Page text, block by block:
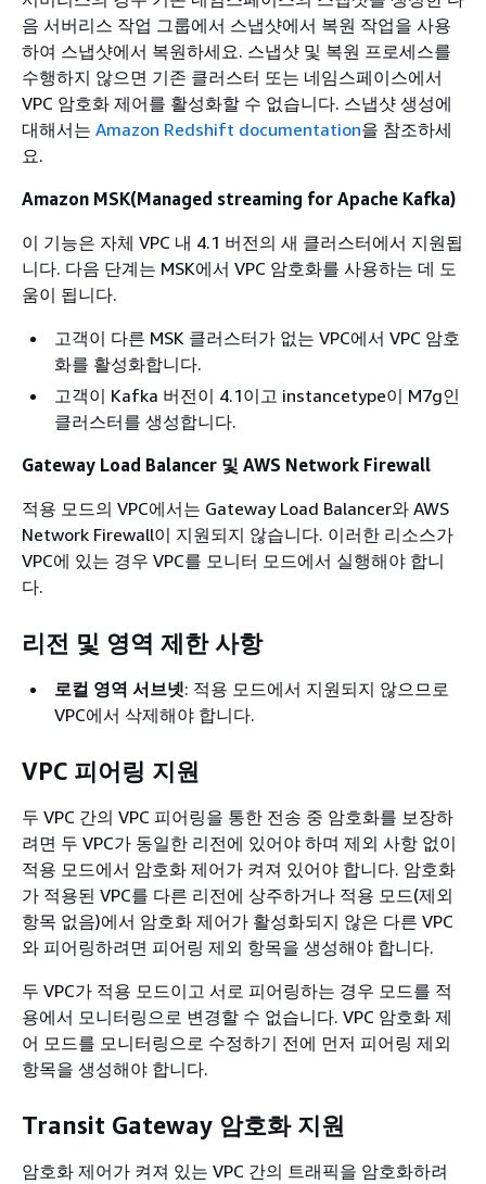
음 서버리스 작업 그룹에서 스냅샷에서 복원 작업을 사용
하여 스냅샷에서 복원하세요. 스냅샷 및 복원 프로세스를
수행하지 않으면 기존 클러스터 또는 네임스페이스에서
VPC 암호화 제어를 활성화할 수 없습니다. 스냅샷 생성에
대해서는 Amazon Redshift documentation을 참조하세
요.
Amazon MSK(Managed streaming for Apache Kafka)
이 기능은 자체 VPC 내 4.1 버전의 새 클러스터에서 지원됩
니다. 다음 단계는 MSK에서 VPC 암호화를 사용하는 데 도
움이 됩니다.
고객이 다른 MSK 클러스터가 없는 VPC에서 VPC 암호
화를 활성화합니다.
고객이 Kafka 버전이 4.1이고 instancetype이 M7g인
클러스터를 생성합니다.
Gateway Load Balancer 및 AWS Network Firewall
적용 모드의 VPC에서는 Gateway Load Balancer와 AWS
Network Firewall이 지원되지 않습니다. 이러한 리소스가
VPC에 있는 경우 VPC를 모니터 모드에서 실행해야 합니
다.
리전 및 영역 제한 사항
로컬 영역 서브넷: 적용 모드에서 지원되지 않으므로
VPC에서 삭제해야 합니다.
VPC 피어링 지원
두 VPC 간의 VPC 피어링을 통한 전송 중 암호화를 보장하
려면 두 VPC가 동일한 리전에 있어야 하며 제외 사항 없이
적용 모드에서 암호화 제어가 켜져 있어야 합니다. 암호화
가 적용된 VPC를 다른 리전에 상주하거나 적용 모드(제외
항목 없음)에서 암호화 제어가 활성화되지 않은 다른 VPC
와 피어링하려면 피어링 제외 항목을 생성해야 합니다.
두 VPC가 적용 모드이고 서로 피어링하는 경우 모드를 적
용에서 모니터링으로 변경할 수 없습니다. VPC 암호화 제
어 모드를 모니터링으로 수정하기 전에 먼저 피어링 제외
항목을 생성해야 합니다.
Transit Gateway 암호화 지원
암호화 제어가 켜져 있는 VPC 간의 트래픽을 암호화하려